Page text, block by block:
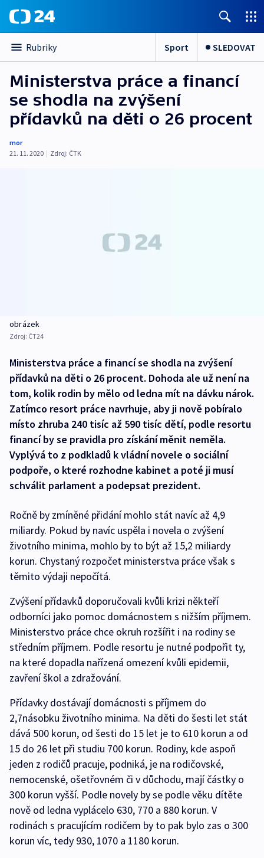
Rubriky Sport SLEDOVAT
Ministerstva práce a financí
se shodla na zvýšení
přídavků na děti o 26 procent
mor
21. 11. 2020 | Zdroj: ČTK
obrázek
Zdroj: ČT24
Ministerstva práce a financí se shodla na zvýšení
přídavků na děti o 26 procent. Dohoda ale už není na
tom, kolik rodin by mělo od ledna mít na dávku nárok.
Zatímco resort práce navrhuje, aby ji nově pobíralo
místo zhruba 240 tisíc až 590 tisíc dětí, podle resortu
financí by se pravidla pro získání měnit neměla.
Vyplývá to z podkladů k vládní novele o sociální
podpoře, o které rozhodne kabinet a poté ji musí
schválit parlament a podepsat prezident.
Ročně by zmíněné přidání mohlo stát navíc až 4,9
miliardy. Pokud by navíc uspěla i novela o zvýšení
životního minima, mohlo by to být až 15,2 miliardy
korun. Chystaný rozpočet ministerstva práce však s
těmito výdaji nepočítá.
Zvýšení přídavků doporučovali kvůli krizi někteří
odborníci jako pomoc domácnostem s nižším příjmem.
Ministerstvo práce chce okruh rozšířit i na rodiny se
středním příjmem. Podle resortu je nutné podpořit ty,
na které dopadla nařízená omezení kvůli epidemii,
zavření škol a zdražování.
Přídavky dostávají domácnosti s příjmem do
2,7násobku životního minima. Na děti do šesti let stát
dává 500 korun, od šesti do 15 let je to 610 korun a od
15 do 26 let při studiu 700 korun. Rodiny, kde aspoň
jeden z rodičů pracuje, podniká, je na rodičovské,
nemocenské, ošetřovném či v důchodu, mají částky o
300 korun vyšší. Podle novely by se podle věku dítěte
nově od ledna vyplácelo 630, 770 a 880 korun. V
rodinách s pracujícím rodičem by to pak bylo zas o 300
korun víc, tedy 930, 1070 a 1180 korun.